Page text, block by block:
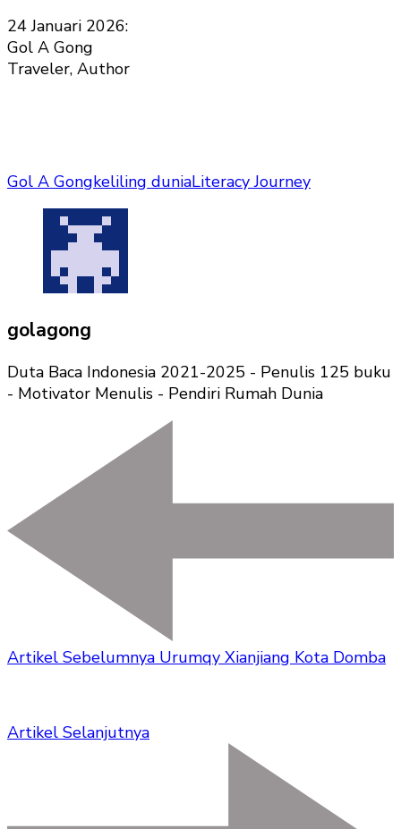
24 Januari 2026:
Gol A Gong
Traveler, Author
Gol A Gongkeliling duniaLiteracy Journey
golagong
Duta Baca Indonesia 2021-2025 - Penulis 125 buku
- Motivator Menulis - Pendiri Rumah Dunia
Artikel Sebelumnya Urumqy Xianjiang Kota Domba
Artikel Selanjutnya